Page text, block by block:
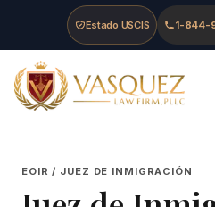
Skip to main content
Skip to navigation
Skip to footer
Estado USCIS 1-844-
Vasquez Law Firm - Home
EOIR / JUEZ DE INMIGRACIÓN